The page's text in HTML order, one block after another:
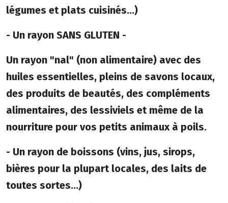
légumes et plats cuisinés...)
- Un rayon SANS GLUTEN -
Un rayon "nal" (non alimentaire) avec des
huiles essentielles, pleins de savons locaux,
des produits de beautés, des compléments
alimentaires, des lessiviels et même de la
nourriture pour vos petits animaux à poils.
- Un rayon de boissons (vins, jus, sirops,
bières pour la plupart locales, des laits de
toutes sortes...)